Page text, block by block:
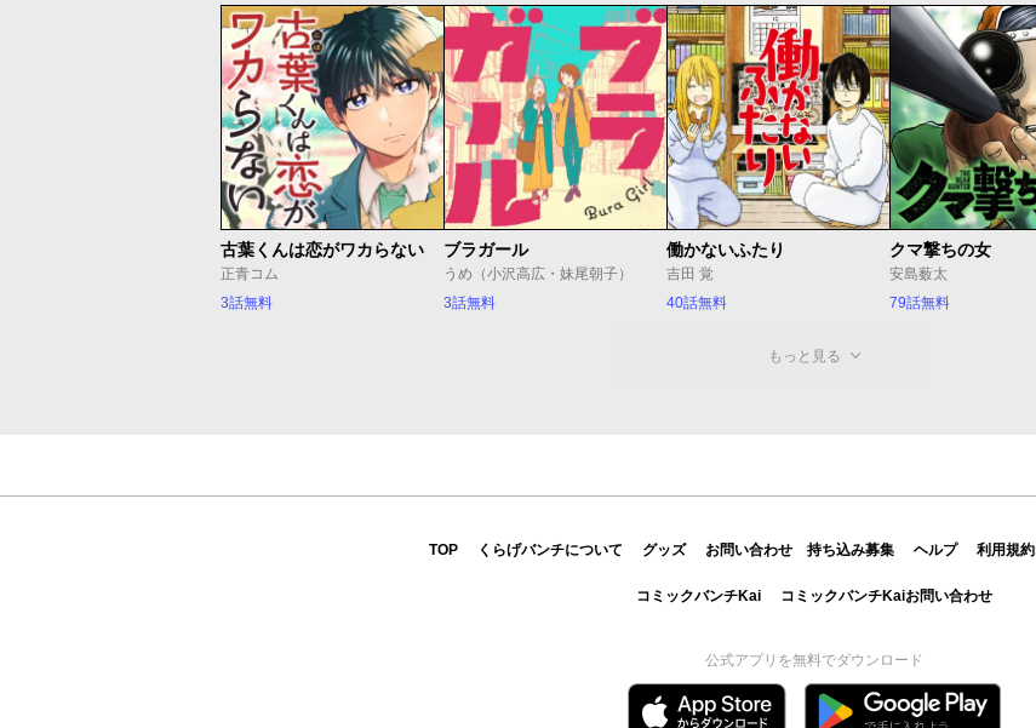
古葉くんは恋がワカらない
正青コム
3話無料
ブラガール
うめ（小沢高広・妹尾朝子）
3話無料
働かないふたり
吉田 覚
40話無料
クマ撃ちの女
安島薮太
79話無料
もっと見る
TOP くらげバンチについて グッズ お問い合わせ 持ち込み募集 ヘルプ 利用規約
コミックバンチKai コミックバンチKaiお問い合わせ
公式アプリを無料でダウンロード